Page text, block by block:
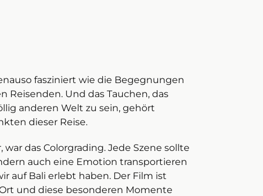
fasziniert wie die Begegnungen
Und das Tauchen, das
anderen Welt zu sein, gehört
dieser Reise.
das Colorgrading. Jede Szene sollte
auch eine Emotion transportieren
auf Bali erlebt haben. Der Film ist
und diese besonderen Momente